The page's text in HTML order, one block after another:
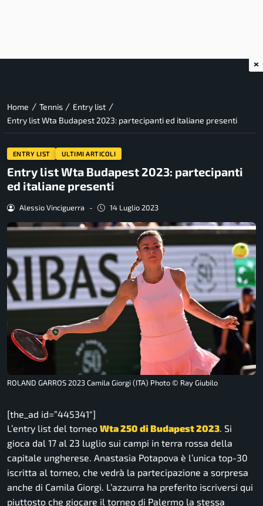
Home / Tennis / Entry list /
Entry list Wta Budapest 2023: partecipanti ed italiane presenti
ENTRY LIST ULTIMI ARTICOLI
Entry list Wta Budapest 2023: partecipanti
ed italiane presenti
Alessio Vinciguerra - 14 Luglio 2023
ROLAND GARROS 2023 Camila Giorgi (ITA) Photo © Ray Giubilo
[the_ad id=”445341″]
L’entry list del torneo Wta 250 di Budapest 2023. Si
gioca dal 17 al 23 luglio sui campi in terra rossa della
capitale ungherese. Anastasia Potapova è l’unica top-30
iscritta al torneo, che vedrà la partecipazione a sorpresa
anche di Camila Giorgi. L’azzurra ha preferito iscriversi qui
piuttosto che giocare il torneo di Palermo la stessa
×